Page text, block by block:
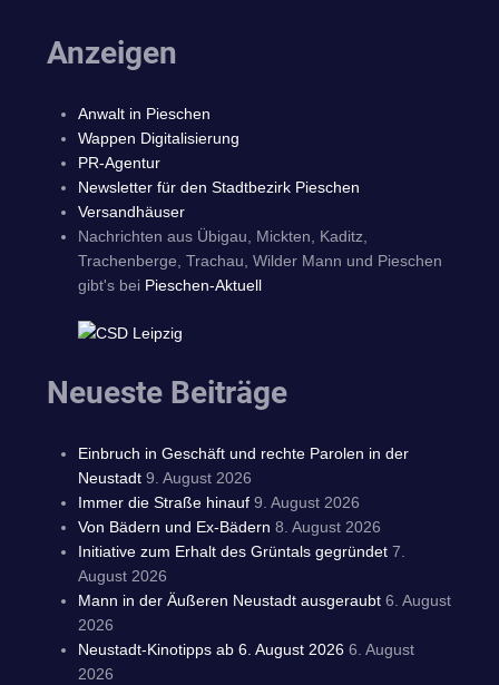
Anzeigen
Anwalt in Pieschen
Wappen Digitalisierung
PR-Agentur
Newsletter für den Stadtbezirk Pieschen
Versandhäuser
Nachrichten aus Übigau, Mickten, Kaditz,
Trachenberge, Trachau, Wilder Mann und Pieschen
gibt's bei Pieschen-Aktuell
Neueste Beiträge
Einbruch in Geschäft und rechte Parolen in der
Neustadt 9. August 2026
Immer die Straße hinauf 9. August 2026
Von Bädern und Ex-Bädern 8. August 2026
Initiative zum Erhalt des Grüntals gegründet 7.
August 2026
Mann in der Äußeren Neustadt ausgeraubt 6. August
2026
Neustadt-Kinotipps ab 6. August 2026 6. August
2026